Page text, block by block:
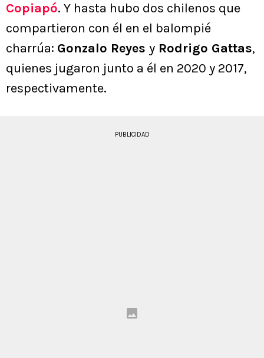
Copiapó. Y hasta hubo dos chilenos que
compartieron con él en el balompié
charrúa: Gonzalo Reyes y Rodrigo Gattas,
quienes jugaron junto a él en 2020 y 2017,
respectivamente.
PUBLICIDAD